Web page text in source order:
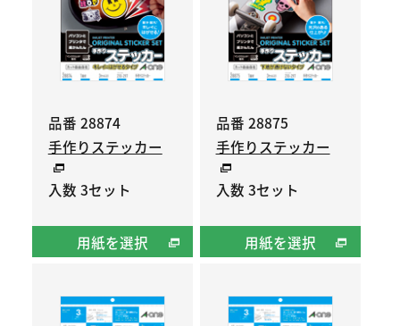
品番 28874
手作りステッカー
入数 3セット
用紙を選択
品番 28875
手作りステッカー
入数 3セット
用紙を選択